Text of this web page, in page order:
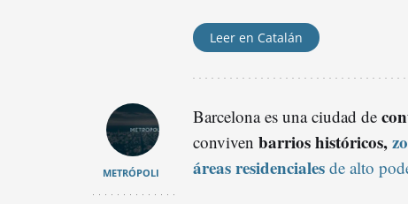
Leer en Catalán
METRÓPOLI
Barcelona es una ciudad de
conviven barrios históricos,
áreas residenciales de alto